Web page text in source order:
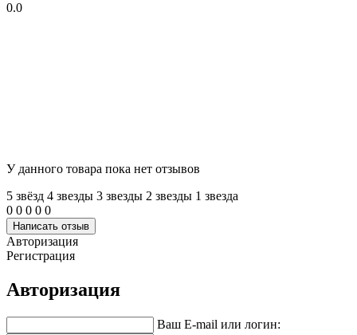
0.0
У данного товара пока нет отзывов
5 звёзд 4 звeзды 3 звeзды 2 звeзды 1 звeзда
0 0 0 0 0
Написать отзыв
Авторизация
Регистрация
Авторизация
Ваш E-mail или логин: